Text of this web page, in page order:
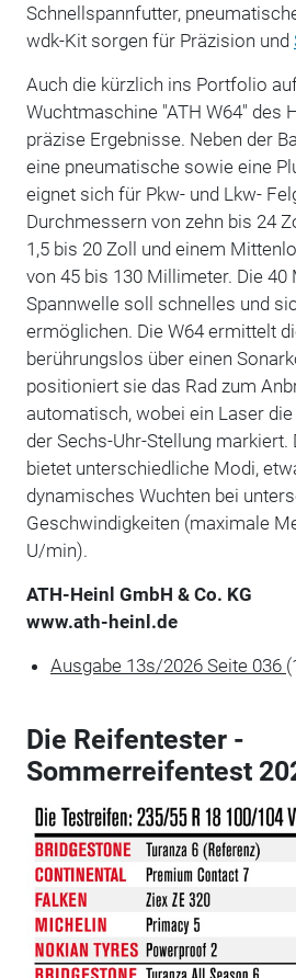
Schnellspannfutter,
wdk-Kit sorgen für Präzision und
Auch die kürzlich ins Portfolio
Wuchtmaschine "ATH W64" des
präzise Ergebnisse. Neben der
eine pneumatische sowie eine
eignet sich für Pkw- und Lkw-
Durchmessern von zehn bis 24
1,5 bis 20 Zoll und einem
von 45 bis 130 Millimeter. Die
Spannwelle soll schnelles und
ermöglichen. Die W64 ermittelt
berührungslos über einen
positioniert sie das Rad zum
automatisch, wobei ein Laser
der Sechs-Uhr-Stellung
bietet unterschiedliche Modi,
dynamisches Wuchten bei
Geschwindigkeiten (maximale
U/min).
ATH-Heinl GmbH & Co. KG
www.ath-heinl.de
Ausgabe 13s/2026 Seite 036
Die Reifentester -
Sommerreifentest